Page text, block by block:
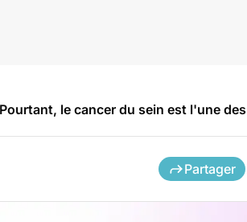
le cancer du sein est l'une des
Partager